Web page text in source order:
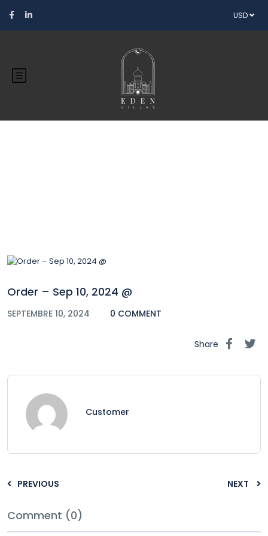
USD
Order – Sep 10, 2024 @
SEPTEMBRE 10, 2024 0 COMMENT
Share
Customer
PREVIOUS NEXT
Comment (0)